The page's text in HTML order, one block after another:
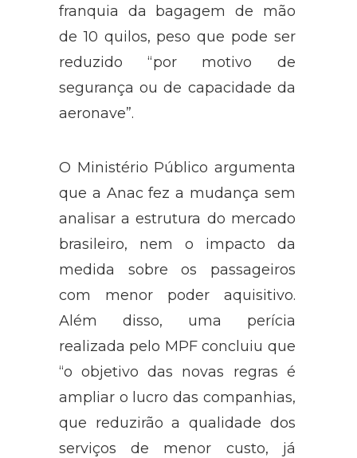
franquia da bagagem de mão
de 10 quilos, peso que pode ser
reduzido “por motivo de
segurança ou de capacidade da
aeronave”.
O Ministério Público argumenta
que a Anac fez a mudança sem
analisar a estrutura do mercado
brasileiro, nem o impacto da
medida sobre os passageiros
com menor poder aquisitivo.
Além disso, uma perícia
realizada pelo MPF concluiu que
“o objetivo das novas regras é
ampliar o lucro das companhias,
que reduzirão a qualidade dos
serviços de menor custo, já